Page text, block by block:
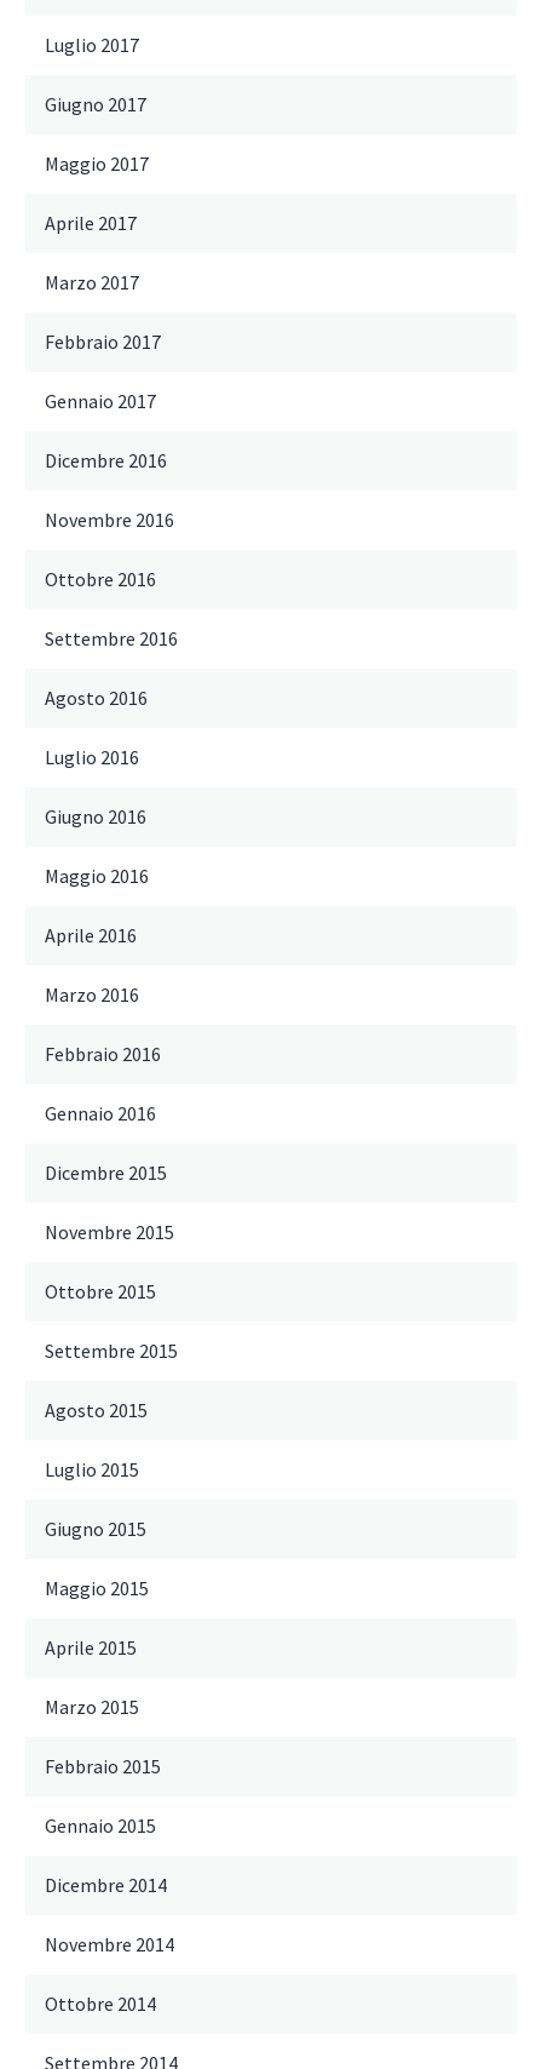
Luglio 2017
Giugno 2017
Maggio 2017
Aprile 2017
Marzo 2017
Febbraio 2017
Gennaio 2017
Dicembre 2016
Novembre 2016
Ottobre 2016
Settembre 2016
Agosto 2016
Luglio 2016
Giugno 2016
Maggio 2016
Aprile 2016
Marzo 2016
Febbraio 2016
Gennaio 2016
Dicembre 2015
Novembre 2015
Ottobre 2015
Settembre 2015
Agosto 2015
Luglio 2015
Giugno 2015
Maggio 2015
Aprile 2015
Marzo 2015
Febbraio 2015
Gennaio 2015
Dicembre 2014
Novembre 2014
Ottobre 2014
Settembre 2014